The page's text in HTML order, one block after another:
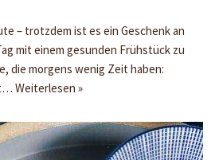
– trotzdem ist es ein Geschenk an
mit einem gesunden Frühstück zu
die morgens wenig Zeit haben:
Weiterlesen »